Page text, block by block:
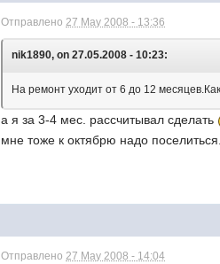
Отправлено27 May 2008 - 13:36
nik1890, on 27.05.2008 - 10:23:
На ремонт уходит от 6 до 12
а я за 3-4 мес. рассчитывал сделать
мне тоже к октябрю надо
Отправлено27 May 2008 - 14:04